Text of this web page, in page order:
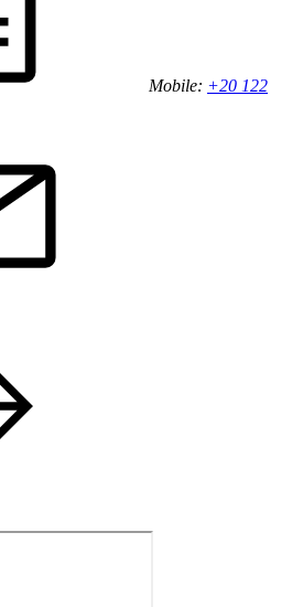
Mobile: +20 122